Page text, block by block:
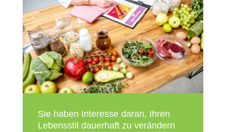
Sie haben Inter­es­se dar­an, Ihren
Lebens­stil dau­er­haft zu ver­än­dern